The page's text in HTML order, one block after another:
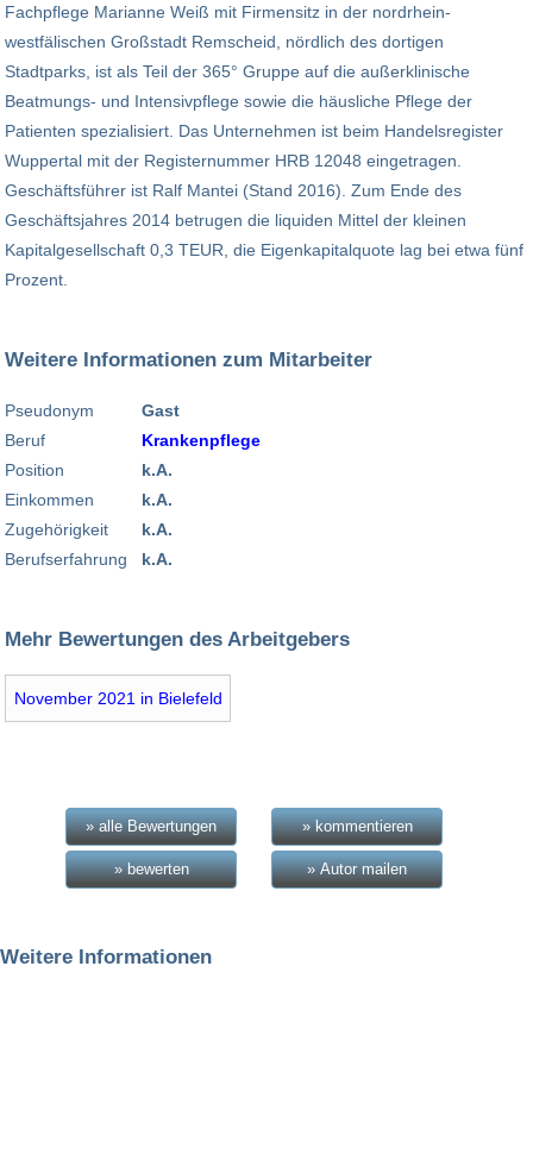
Fachpflege Marianne Weiß mit Firmensitz in der nordrhein-
westfälischen Großstadt Remscheid, nördlich des dortigen
Stadtparks, ist als Teil der 365° Gruppe auf die außerklinische
Beatmungs- und Intensivpflege sowie die häusliche Pflege der
Patienten spezialisiert. Das Unternehmen ist beim Handelsregister
Wuppertal mit der Registernummer HRB 12048 eingetragen.
Geschäftsführer ist Ralf Mantei (Stand 2016). Zum Ende des
Geschäftsjahres 2014 betrugen die liquiden Mittel der kleinen
Kapitalgesellschaft 0,3 TEUR, die Eigenkapitalquote lag bei etwa fünf
Prozent.
Weitere Informationen zum Mitarbeiter
Pseudonym
Beruf
Position
Einkommen
Zugehörigkeit
Berufserfahrung
Gast
Krankenpflege
k.A.
k.A.
k.A.
k.A.
Mehr Bewertungen des Arbeitgebers
November 2021 in Bielefeld
» alle Bewertungen » kommentieren
» bewerten » Autor mailen
Weitere Informationen